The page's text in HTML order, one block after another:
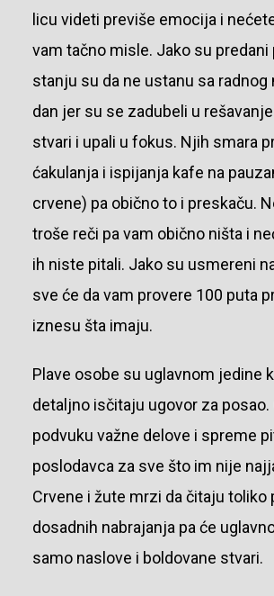
licu videti previše emocija i
vam tačno misle. Jako su predani
stanju su da ne ustanu sa
dan jer su se zadubeli u
stvari i upali u fokus. Njih smara
ćakulanja i ispijanja kafe na
crvene) pa obično to i preskaču.
troše reči pa vam obično ništa i
ih niste pitali. Jako su usmereni
sve će da vam provere 100 puta
iznesu šta imaju.
Plave osobe su uglavnom jedine
detaljno isčitaju ugovor za posao.
podvuku važne delove i spreme
poslodavca za sve što im nije
Crvene i žute mrzi da čitaju toliko
dosadnih nabrajanja pa će
samo naslove i boldovane stvari.